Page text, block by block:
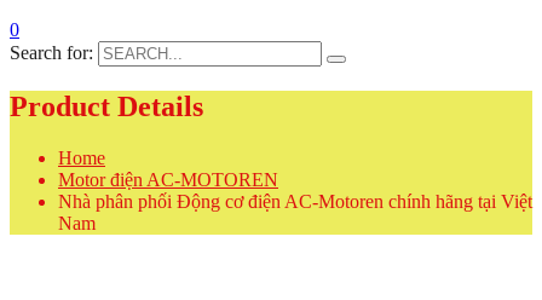
0
Search for:
Product Details
Home
Motor điện AC-MOTOREN
Nhà phân phối Động cơ điện AC-Motoren chính hãng tại Việt
Nam